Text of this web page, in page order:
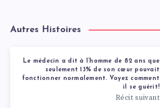
Autres Histoires
Le médecin a dit à l’homme de 82 ans que
seulement 13% de son cœur pouvait
fonctionner normalement. Voyez comment
il se guérit!
Récit suivant